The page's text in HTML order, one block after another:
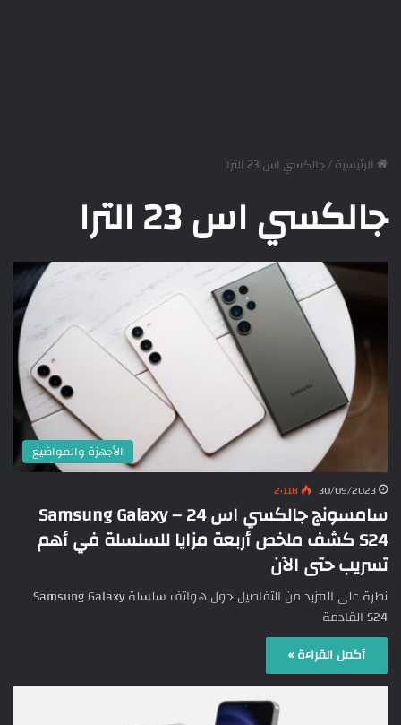
الرئيسية/جالكسي اس 23 الترا
جالكسي اس 23 الترا
الأجهزة والمواضيع
30/09/2023 2٬118
سامسونج جالكسي اس 24 – Samsung Galaxy
S24 كشف ملخص أربعة مزايا للسلسلة في أهم
تسريب حتى الآن
نظرة على المزيد من التفاصيل حول هواتف سلسلة Samsung Galaxy
S24 القادمة
أكمل القراءة »